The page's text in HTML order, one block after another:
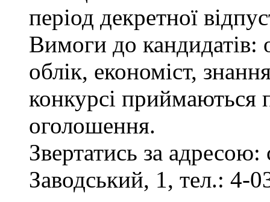
період декретної
Вимоги до кандидатів:
облік, економіст,
конкурсі приймаються
оголошення.
Звертатись за
Заводський, 1, тел.: 4-